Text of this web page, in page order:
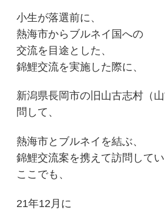
小生が落選前に、
熱海市からブルネイ国への
交流を目途とした、
錦鯉交流を実施した際に、
新潟県長岡市の旧山古志村（
問して、
熱海市とブルネイを結ぶ、
錦鯉交流案を携えて訪問してい
ここでも、
21年12月に